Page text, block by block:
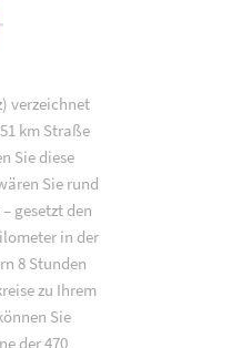
verzeichnet
km Straße
Sie diese
Sie rund
gesetzt den
in der
8 Stunden
zu Ihrem
Sie
der 470